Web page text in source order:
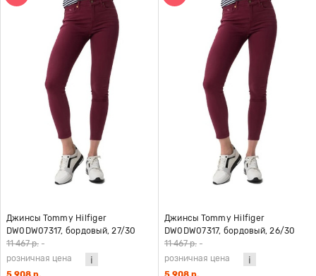
Джинсы Tommy Hilfiger
DW0DW07317, бордовый, 27/30
11 467 р. -
розничная цена
Джинсы Tommy Hilfiger
DW0DW07317, бордовый, 26/30
11 467 р. -
розничная цена